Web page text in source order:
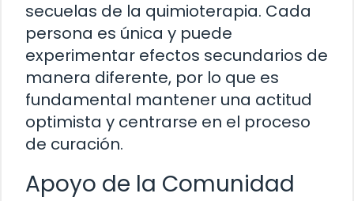
secuelas de la quimioterapia. Cada
persona es única y puede
experimentar efectos secundarios de
manera diferente, por lo que es
fundamental mantener una actitud
optimista y centrarse en el proceso
de curación.
Apoyo de la Comunidad